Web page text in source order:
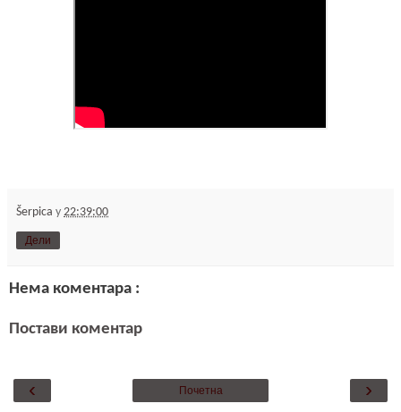
Šerpica у 22:39:00
Дели
Нема коментара :
Постави коментар
‹ ›
Почетна